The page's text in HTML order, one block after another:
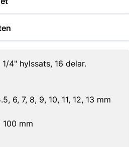
4" hylssats, 16 delar.
6, 7, 8, 9, 10, 11, 12, 13 mm
mm